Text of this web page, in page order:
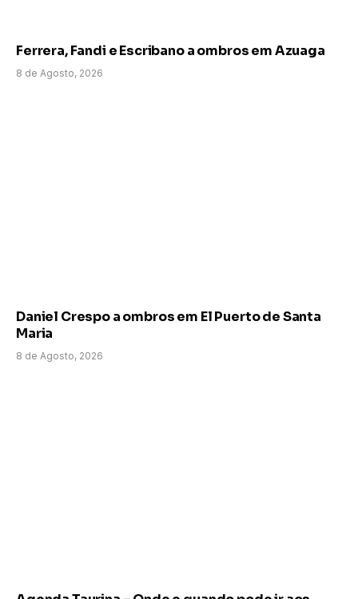
Ferrera, Fandi e Escribano a ombros em Azuaga
8 de Agosto, 2026
Daniel Crespo a ombros em El Puerto de Santa
Maria
8 de Agosto, 2026